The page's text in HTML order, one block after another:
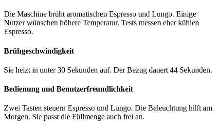
Die Maschine brüht aromatischen Espresso und Lungo. Einige
Nutzer wünschen höhere Temperatur. Tests messen eher kühlen
Espresso.
Brühgeschwindigkeit
Sie heizt in unter 30 Sekunden auf. Der Bezug dauert 44 Sekunden.
Bedienung und Benutzerfreundlichkeit
Zwei Tasten steuern Espresso und Lungo. Die Beleuchtung hilft am
Morgen. Sie passt die Füllmenge auch frei an.